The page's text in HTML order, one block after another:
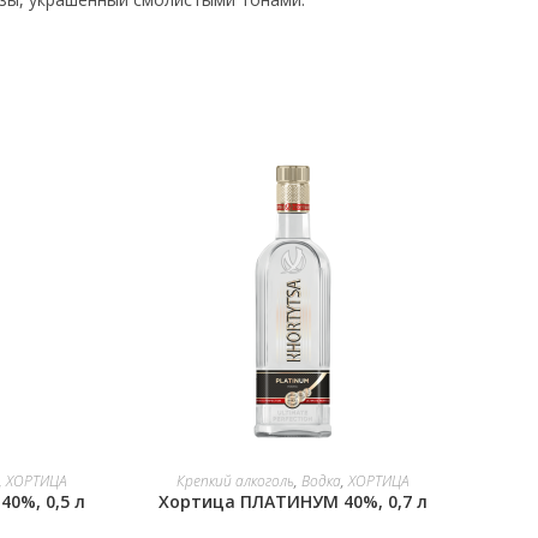
,ХОРТИЦА
0,5 л
В КОРЗИНУ
Крепкий алкоголь, Водка,ХОРТИЦА
Хортица ПЛАТИНУМ 40%, 0,7 л